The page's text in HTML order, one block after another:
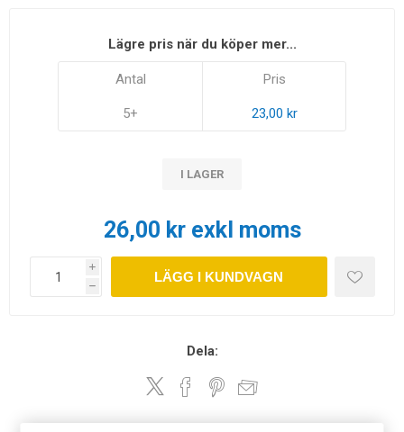
Lägre pris när du köper mer...
Antal
5+
Pris
23,00 kr
I LAGER
26,00 kr exkl moms
i
h
LÄGG I KUNDVAGN
Dela: